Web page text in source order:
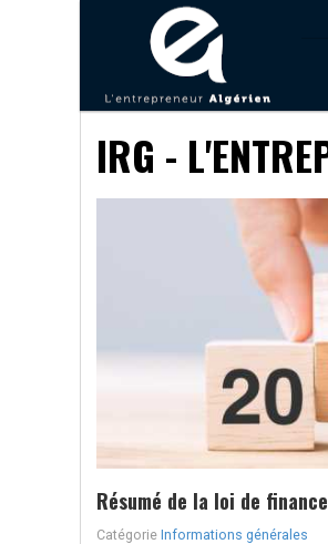
IRG -
Résumé de la loi de
Catégorie Informations générales